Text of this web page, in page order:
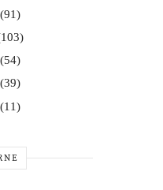
(91)
(54)
(39)
(11)